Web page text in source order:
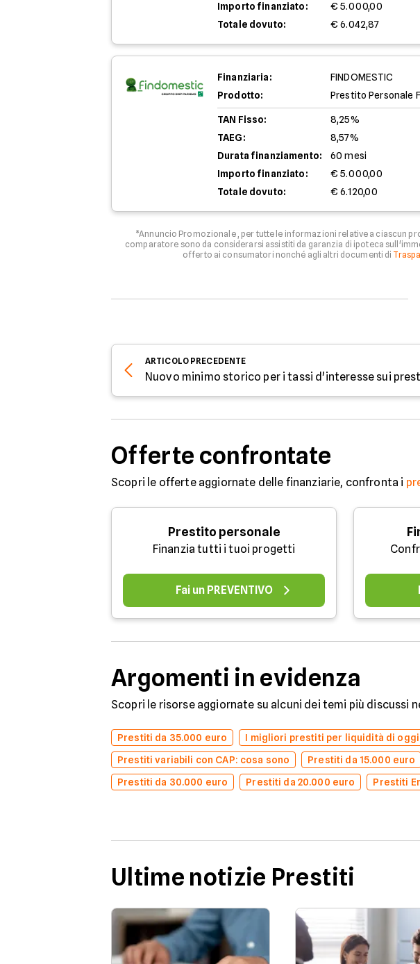
Importo finanziato:
€ 5.000,00
Totale dovuto:
€ 6.042,87
Finanziaria:
FINDOMESTIC
Prodotto:
Prestito Personale
TAN Fisso:
8,25%
TAEG:
8,57%
Durata finanziamento:
60 mesi
Importo finanziato:
€ 5.000,00
Totale dovuto:
€ 6.120,00
*Annuncio Promozionale , per tutte le informazioni relative a ciascun
comparatore sono da considerarsi assistiti da garanzia di ipoteca
offerto ai consumatori nonché agli altri documenti di
ARTICOLO PRECEDENTE
Nuovo minimo storico per i tassi d'interesse sui
Offerte confrontate
Scopri le offerte aggiornate delle finanziarie, confronta i
Prestito personale
Finanzia tutti i tuoi progetti
Fai un PREVENTIVO
Argomenti in evidenza
Scopri le risorse aggiornate su alcuni dei temi più discussi
Prestiti da 35.000 euro I migliori prestiti per liquidità di
Prestiti variabili con CAP: cosa sono
Prestiti da 15.000 euro
Prestiti da 30.000 euro
Prestiti da 20.000 euro Prestiti
Ultime notizie Prestiti